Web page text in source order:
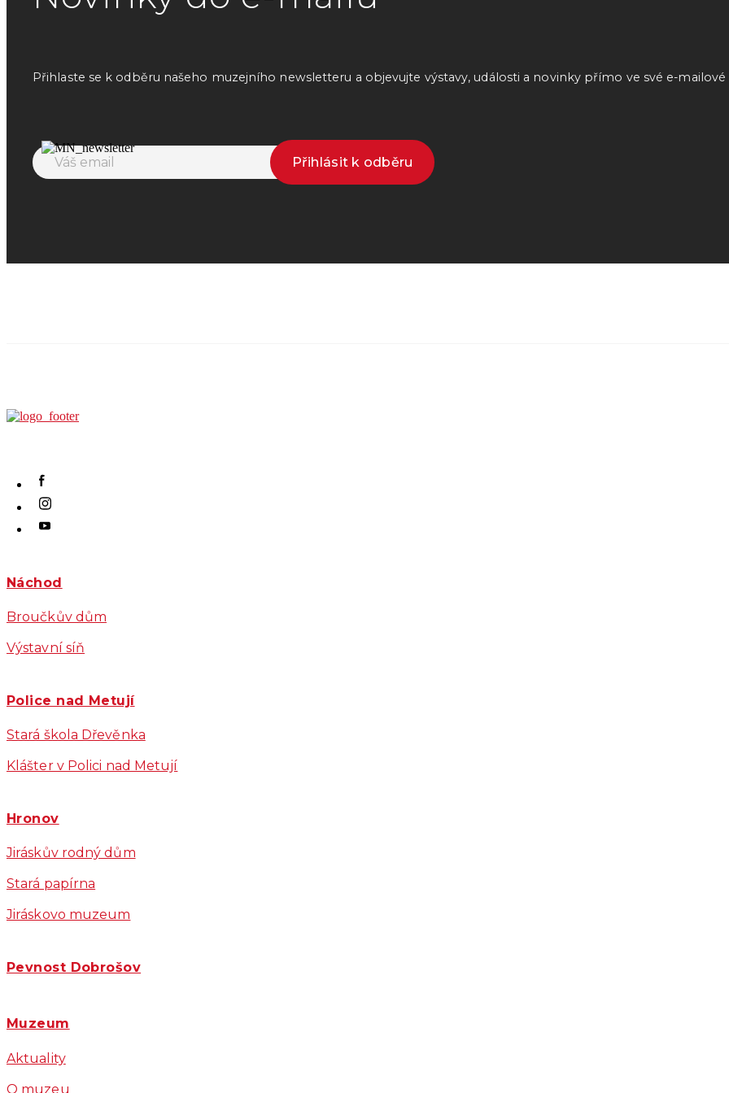
Přihlaste se k odběru našeho muzejního newsletteru a objevujte výstavy, události a novinky přímo ve své e-mailové
Přihlásit k odběru
Náchod
Broučkův dům
Výstavní síň
Police nad Metují
Stará škola Dřevěnka
Klášter v Polici nad Metují
Hronov
Jiráskův rodný dům
Stará papírna
Jiráskovo muzeum
Pevnost Dobrošov
Muzeum
Aktuality
O muzeu